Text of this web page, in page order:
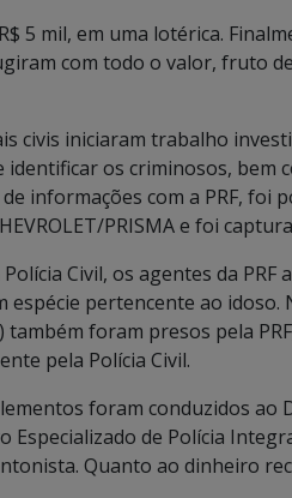
5 mil, em uma lotérica.
com todo o valor, fruto
civis iniciaram trabalho
os criminosos, bem
informações com a PRF, foi
PRISMA e foi
Civil, os agentes da
espécie pertencente ao
foram presos pela
pela Polícia Civil.
foram conduzidos ao
Especializado de Polícia
Quanto ao dinheiro